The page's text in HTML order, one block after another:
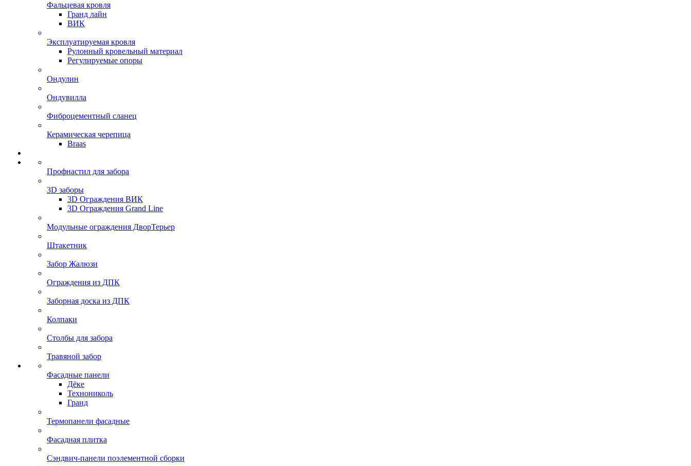
Фальцевая кровля
Гранд лайн
ВИК
Эксплуатируемая кровля
Рулонный кровельный материал
Регулируемые опоры
Ондулин
Ондувилла
Фиброцементный сланец
Керамическая черепица
Braas
Профнастил для забора
3D заборы
3D Ограждения ВИК
3D Ограждения Grand Line
Модульные ограждения ДворТерьер
Штакетник
Забор Жалюзи
Ограждения из ДПК
Заборная доска из ДПК
Колпаки
Столбы для забора
Травяной забор
Фасадные панели
Дёке
Технониколь
Гранд
Термопанели фасадные
Фасадная плитка
Сэндвич-панели поэлементной сборки